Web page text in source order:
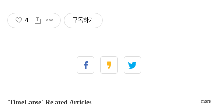
4 구독하기
'TimeLapse' Related Articles more